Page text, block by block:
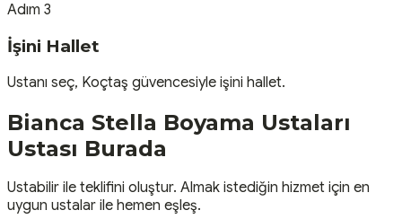
Adım 3
İşini Hallet
Ustanı seç, Koçtaş güvencesiyle işini hallet.
Bianca Stella Boyama Ustaları
Ustası Burada
Ustabilir ile teklifini oluştur. Almak istediğin hizmet için en
uygun ustalar ile hemen eşleş.